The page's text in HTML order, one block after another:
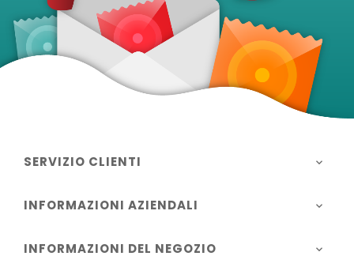
SERVIZIO CLIENTI 
INFORMAZIONI AZIENDALI 
INFORMAZIONI DEL NEGOZIO 